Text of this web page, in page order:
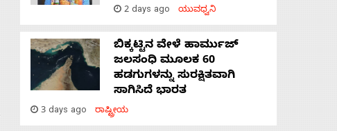
2 days ago ಯುವಧ್ವನಿ
ಬಿಕ್ಕಟ್ಟಿನ ವೇಳೆ ಹಾರ್ಮುಜ್
ಜಲಸಂಧಿ ಮೂಲಕ 60
ಹಡಗುಗಳನ್ನು ಸುರಕ್ಷಿತವಾಗಿ
ಸಾಗಿಸಿದೆ ಭಾರತ
3 days ago ರಾಷ್ಟ್ರೀಯ